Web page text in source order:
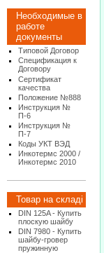
Необходимые в
работе
документы
Типовой Договор
Спецификация к
Договору
Сертификат
качества
Положение №888
Инструкция №
П-6
Инструкция №
П-7
Коды УКТ ВЭД
Инкотермс 2000 /
Инкотермс 2010
Товар на складі
DIN 125A - Купить
плоскую шайбу
DIN 7980 - Купить
шайбу-гровер
пружинную